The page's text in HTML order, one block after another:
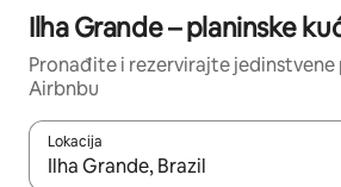
Ilha Grande – planinske
Pronađite i rezervirajte jedinstvene
Airbnbu
Lokacija
Kada budu dostupni rezultati, moći